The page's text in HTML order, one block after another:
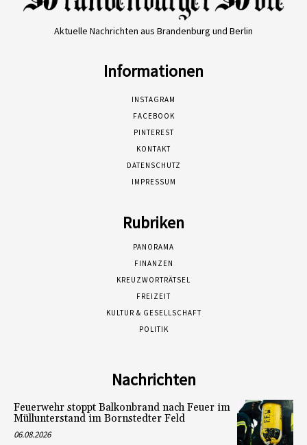
Aktuelle Nachrichten aus Brandenburg und Berlin
Informationen
INSTAGRAM
FACEBOOK
PINTEREST
KONTAKT
DATENSCHUTZ
IMPRESSUM
Rubriken
PANORAMA
FINANZEN
KREUZWORTRÄTSEL
FREIZEIT
KULTUR & GESELLSCHAFT
POLITIK
Nachrichten
Feuerwehr stoppt Balkonbrand nach Feuer im
Müllunterstand im Bornstedter Feld
06.08.2026